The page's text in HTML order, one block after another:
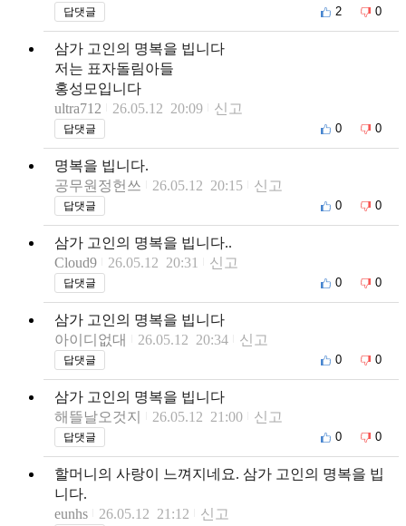
답댓글 2 0
삼가 고인의 명복을 빕니다
저는 표자돌림아들
홍성모입니다
ultra712
26.05.12 20:09 신고
답댓글 0 0
명복을 빕니다.
공무원정헌쓰
26.05.12 20:15 신고
답댓글 0 0
삼가 고인의 명복을 빕니다..
Cloud9
26.05.12 20:31 신고
답댓글 0 0
삼가 고인의 명복을 빕니다
아이디없대
26.05.12 20:34 신고
답댓글 0 0
삼가 고인의 명복을 빕니다
해뜰날오것지
26.05.12 21:00 신고
답댓글 0 0
할머니의 사랑이 느껴지네요. 삼가 고인의 명복을 빕
니다.
eunhs
26.05.12 21:12 신고